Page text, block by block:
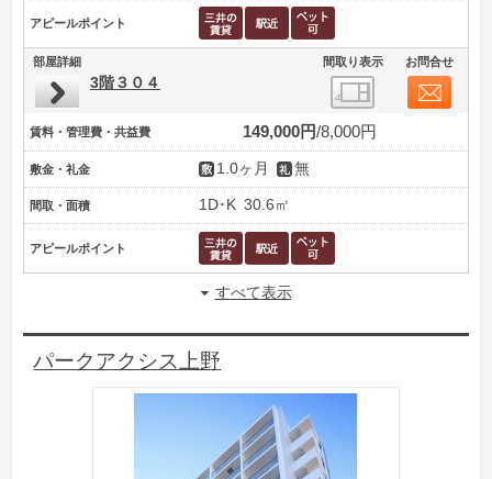
アピールポイント
部屋詳細 間取り表示 お問合せ
3階３０４
賃料・管理費・共益費 149,000円 8,000円
敷金・礼金 1.0ヶ月 無
間取・面積 1D･K 30.6㎡
アピールポイント
すべて表示
パークアクシス上野